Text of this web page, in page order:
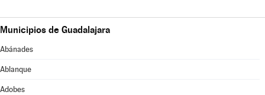
Municipios de Guadalajara
Abánades
Ablanque
Adobes